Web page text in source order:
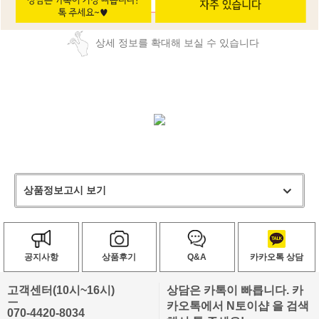
상세 정보를 확대해 보실 수 있습니다
상품정보고시 보기
공지사항 상품후기 Q&A 카카오톡 상담
고객센터(10시~16시)
ㅡ
070-4420-8034
상담은 카톡이 빠릅니다. 카
카오톡에서 N토이샵 을 검색